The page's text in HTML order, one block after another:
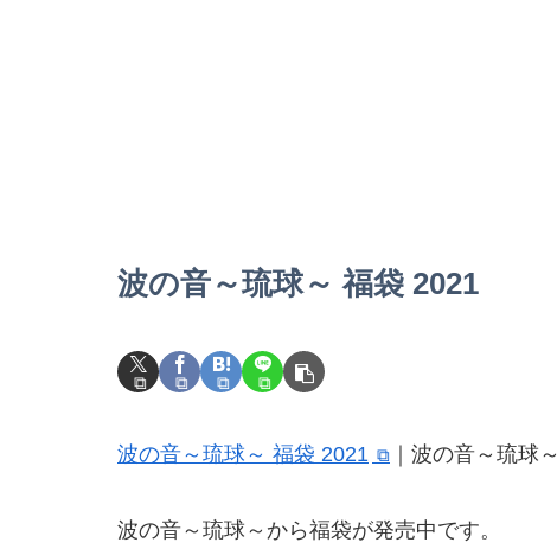
波の音～琉球～ 福袋 2021
波の音～琉球～ 福袋 2021 ｜波の音～琉球～
波の音～琉球～から福袋が発売中です。